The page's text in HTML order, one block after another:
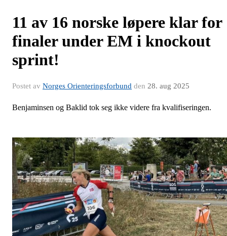
11 av 16 norske løpere klar for
finaler under EM i knockout
sprint!
Postet av Norges Orienteringsforbund den 28. aug 2025
Benjaminsen og Baklid tok seg ikke videre fra kvalifiseringen.